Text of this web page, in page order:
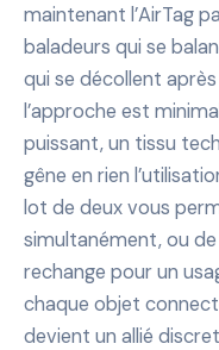
maintenant l’AirTag
baladeurs qui se
qui se décollent
l’approche est
puissant, un tissu
gêne en rien
lot de deux vous
simultanément, ou
rechange pour un
chaque objet
devient un allié